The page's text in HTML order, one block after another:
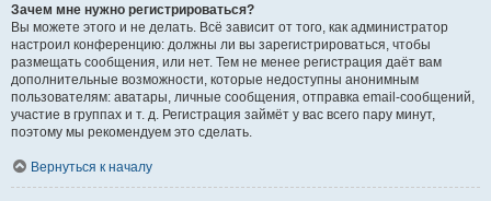
Зачем мне нужно регистрироваться?
Вы можете этого и не делать. Всё зависит от того, как администратор
настроил конференцию: должны ли вы зарегистрироваться, чтобы
размещать сообщения, или нет. Тем не менее регистрация даёт вам
дополнительные возможности, которые недоступны анонимным
пользователям: аватары, личные сообщения, отправка email-сообщений,
участие в группах и т. д. Регистрация займёт у вас всего пару минут,
поэтому мы рекомендуем это сделать.
Вернуться к началу